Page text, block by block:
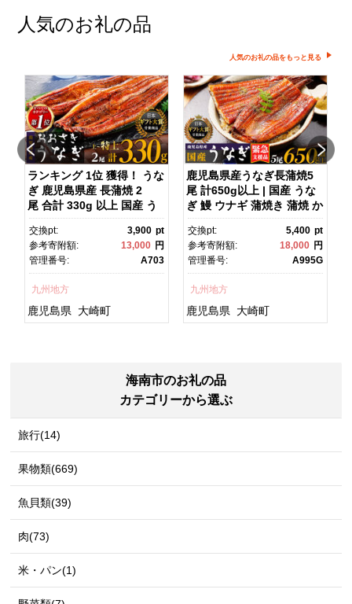
人気のお礼の品
人気のお礼の品をもっと見る
ランキング 1位 獲得！ うな
ぎ 鹿児島県産 長蒲焼 2
尾 合計 330g 以上 国産 う
なぎ 鰻 ウナギ 蒲焼き 蒲
焼 かばやき 魚 魚介 魚貝 海
鮮 うな重 ひつまぶし 蒲
焼 訳あり ギフト 人気 おす
半島 A703
交換pt: 3,900 pt
参考寄附額:
13,000 円
管理番号:
A703
九州地方
鹿児島県 大崎町
鹿児島県産うなぎ長蒲焼5
尾 計650g以上 | 国産 うな
ぎ 鰻 ウナギ 蒲焼き 蒲焼 か
ばやき unagi うなぎ蒲
焼 土用丑の日 土用の丑の
日 丑の日 魚 魚介 魚貝 海
鮮 うな重 蒲焼 訳あり ギフ
県 大崎町 大隅半
島 A995G 【会員限定のお
礼の品】【うなぎ蒲焼 国
交換pt: 5,400 pt
参考寄附額:
18,000 円
管理番号:
A995G
九州地方
鹿児島県 大崎町
海南市のお礼の品
カテゴリーから選ぶ
旅行(14)
果物類(669)
魚貝類(39)
肉(73)
米・パン(1)